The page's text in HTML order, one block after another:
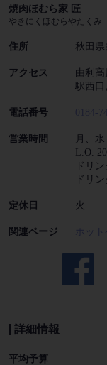
焼肉ほむら家 匠
やきにくほむらやたくみ
住所 秋田県
アクセス
由利
駅西口
電話番号 0184-
営業時間
月、
L.O.
ドリ
ドリ
定休日 火
関連ページ ホッ
詳細情報
平均予算